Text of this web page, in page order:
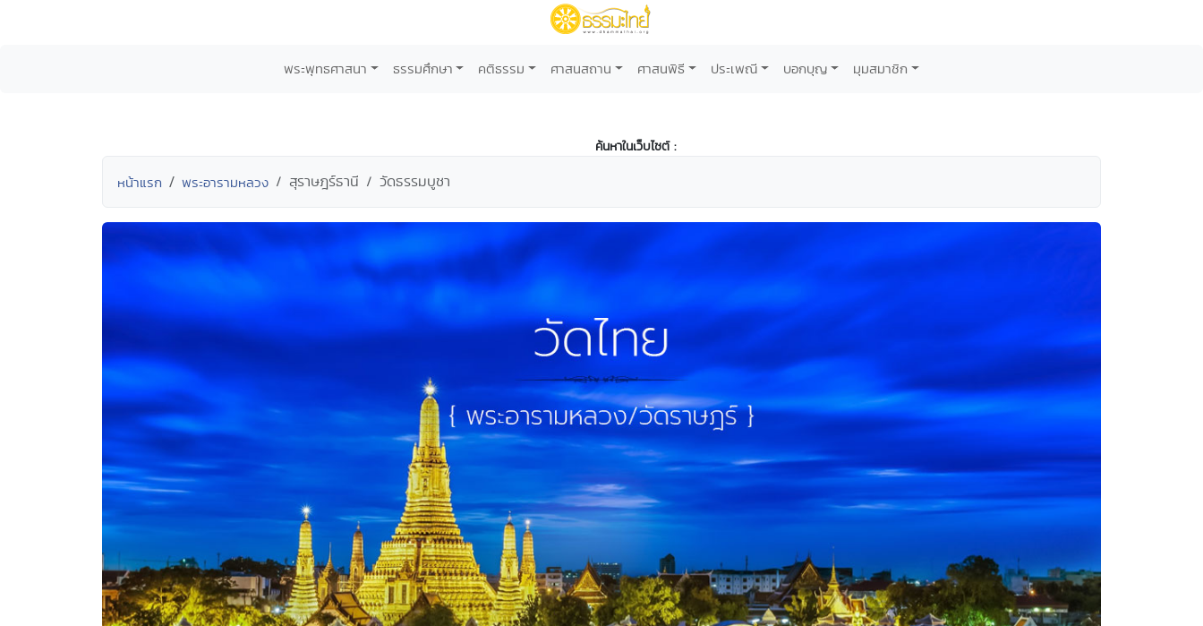
พระพุทธศาสนา ธรรมศึกษา คติธรรม ศาสนสถาน ศาสนพิธี ประเพณี บอกบุญ มุมสมาชิก
ค้นหาในเว็บไซต์ :
หน้าแรก พระอารามหลวง สุราษฎร์ธานี วัดธรรมบูชา